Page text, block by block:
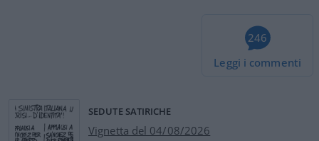
246
Leggi i commenti
SEDUTE SATIRICHE
Vignetta del 04/08/2026